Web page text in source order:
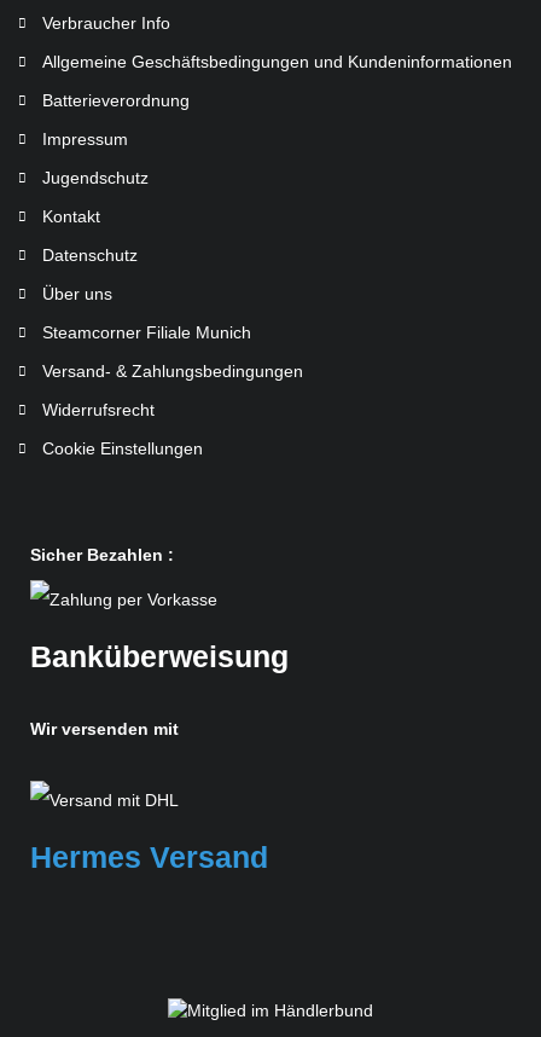
Verbraucher Info
Allgemeine Geschäftsbedingungen und Kundeninformationen
Batterieverordnung
Impressum
Jugendschutz
Kontakt
Datenschutz
Über uns
Steamcorner Filiale Munich
Versand- & Zahlungsbedingungen
Widerrufsrecht
Cookie Einstellungen
Sicher Bezahlen :
Banküberweisung
Wir versenden mit
Hermes Versand